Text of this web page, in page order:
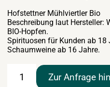
Hofstettner Mühlviertler Bio
Beschreibung laut Hersteller:
BIO-Hopfen.
Spirituosen für Kunden ab 18
Schaumweine ab 16 Jahre.
Hofstettner
Mühlviertler
Zur Anfrage